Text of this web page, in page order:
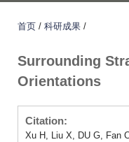
首页 / 科研成果 /
Surrounding
Orientations
Citation:
Xu H, Liu X, DU G, Fan